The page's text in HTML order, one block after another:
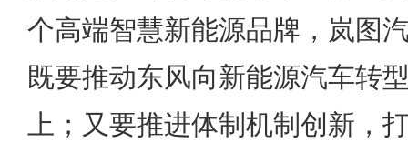
个高端智慧新能源品牌，岚图
既要推动东风向新能源汽车转
上；又要推进体制机制创新，